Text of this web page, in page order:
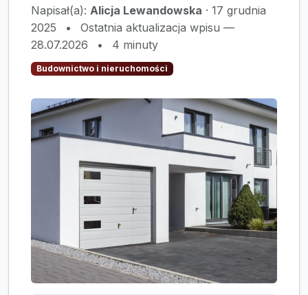
Napisał(a): Alicja Lewandowska · 17 grudnia
2025
•
Ostatnia aktualizacja wpisu —
28.07.2026
• 4 minuty
Budownictwo i nieruchomości